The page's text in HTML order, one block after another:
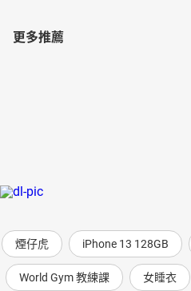
更多推薦
煙仔虎 iPhone 13 128GB
World Gym 教練課 女睡衣